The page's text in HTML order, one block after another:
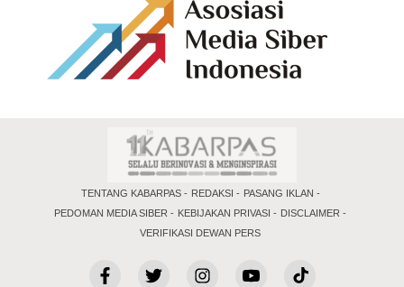
TENTANG KABARPAS REDAKSI
PASANG IKLAN
PEDOMAN MEDIA SIBER
KEBIJAKAN PRIVASI
DISCLAIMER
VERIFIKASI DEWAN PERS